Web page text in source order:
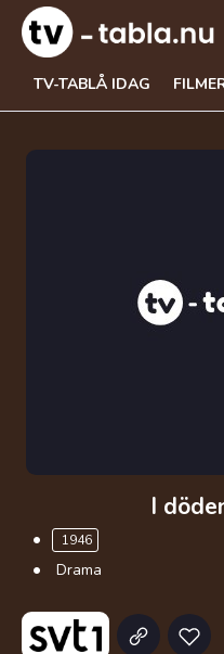
TV-TABLÅ IDAG
I
1946
Drama